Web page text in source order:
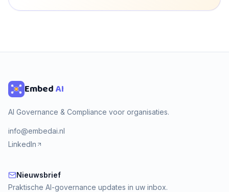
EmbedAI
AI Governance & Compliance voor organisaties.
info@embedai.nl
LinkedIn
Nieuwsbrief
Nieuwsbrief
Praktische AI-governance updates in uw inbox.